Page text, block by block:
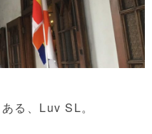
る、 Luv SL。